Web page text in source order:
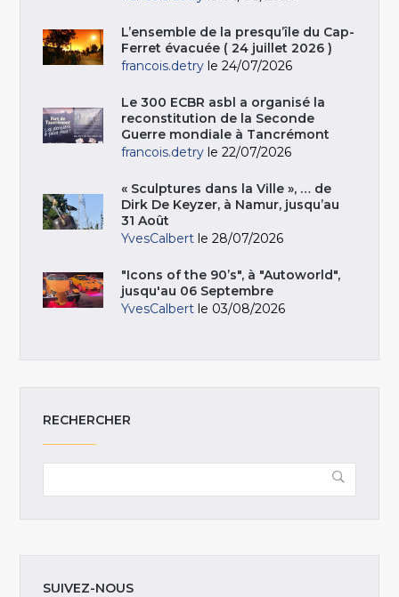
L’ensemble de la presqu’île du Cap-
Ferret évacuée ( 24 juillet 2026 )
francois.detry le 24/07/2026
Le 300 ECBR asbl a organisé la
reconstitution de la Seconde
Guerre mondiale à Tancrémont
francois.detry le 22/07/2026
« Sculptures dans la Ville », … de
Dirk De Keyzer, à Namur, jusqu’au
31 Août
YvesCalbert le 28/07/2026
"Icons of the 90’s", à "Autoworld",
jusqu'au 06 Septembre
YvesCalbert le 03/08/2026
RECHERCHER
SUIVEZ-NOUS